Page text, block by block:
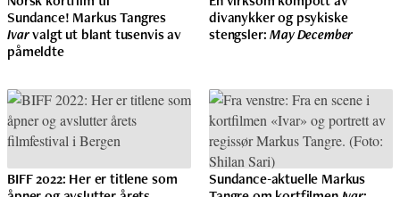
Sundance! Markus Tangres
Ivarvalgt ut blant tusenvis av
påmeldte
divanykker og psykiske
stengsler:May December
BIFF 2022: Her er titlene som
Sundance-aktuelle Markus